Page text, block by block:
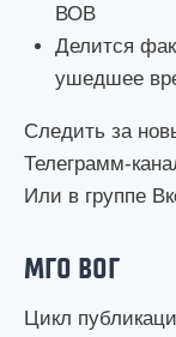
ВОВ
Делится
ушедшее
Следить за
Телеграмм-
Или в группе
МГО ВОГ
Цикл